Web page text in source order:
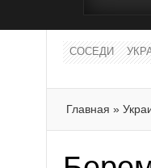
СОСЕДИ
Главная »